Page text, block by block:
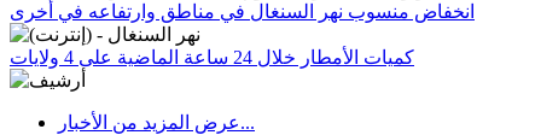
انخفاض منسوب نهر السنغال في مناطق وارتفاعه في أخرى
كميات الأمطار خلال 24 ساعة الماضية على 4 ولايات
عرض المزيد من الأخبار...